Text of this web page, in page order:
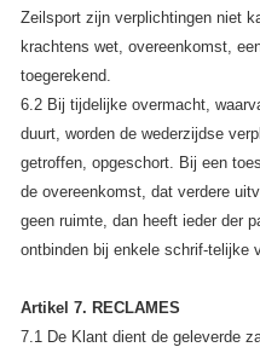
Zeilsport zijn verplichtingen niet
krachtens wet, overeenkomst,
toegerekend.
6.2 Bij tijdelijke overmacht,
duurt, worden de wederzijdse
getroffen, opgeschort. Bij een
de overeenkomst, dat verdere
geen ruimte, dan heeft ieder der
ontbinden bij enkele schrif-telijke
Artikel 7. RECLAMES
7.1 De Klant dient de geleverde